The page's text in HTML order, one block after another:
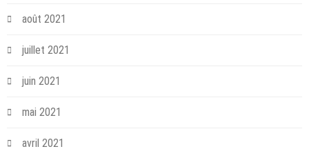
août 2021
juillet 2021
juin 2021
mai 2021
avril 2021